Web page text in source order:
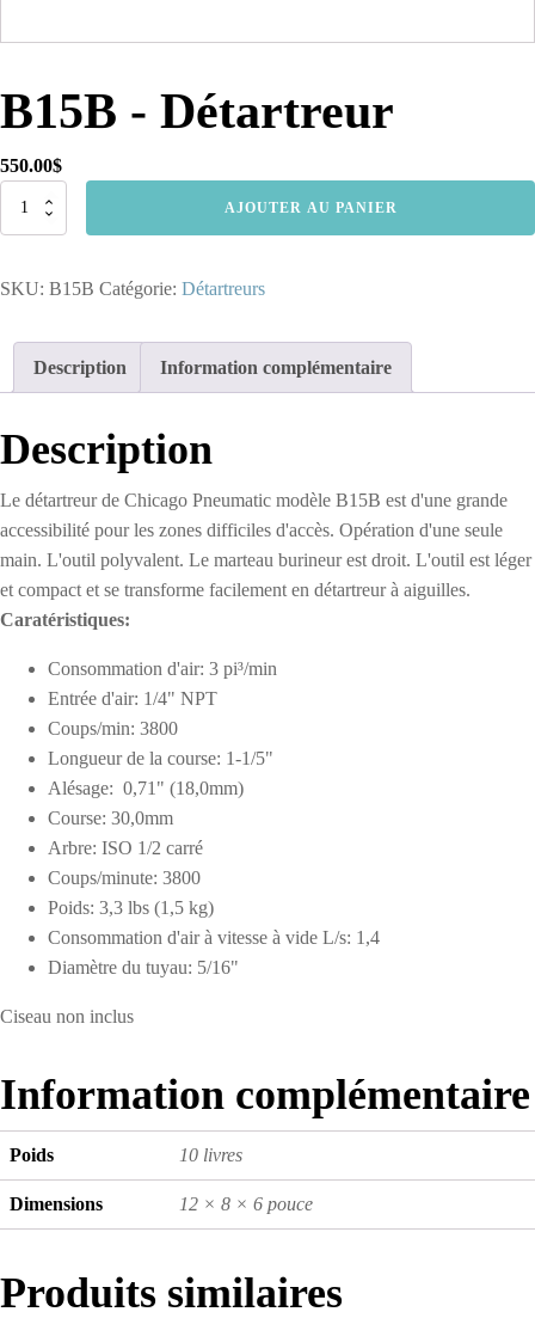
B15B - Détartreur
550.00$
quantité
Détartreur
AJOUTER AU PANIER
SKU: B15B Catégorie: Détartreurs
Description Information complémentaire
Description
Le détartreur de Chicago Pneumatic modèle B15B est d'une grande
accessibilité pour les zones difficiles d'accès. Opération d'une seule
main. L'outil polyvalent. Le marteau burineur est droit. L'outil est léger
et compact et se transforme facilement en détartreur à aiguilles.
Caratéristiques:
Consommation d'air: 3 pi³/min
Entrée d'air: 1/4" NPT
Coups/min: 3800
Longueur de la course: 1-1/5"
Alésage: 0,71" (18,0mm)
Course: 30,0mm
Arbre: ISO 1/2 carré
Coups/minute: 3800
Poids: 3,3 lbs (1,5 kg)
Consommation d'air à vitesse à vide L/s: 1,4
Diamètre du tuyau: 5/16"
Ciseau non inclus
Information complémentaire
Poids 10 livres
Dimensions 12 × 8 × 6 pouce
Produits similaires